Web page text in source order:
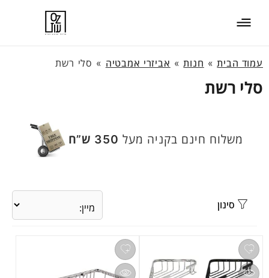
עמוד הבית» חנות» אביזרי אמבטיה » סלי רשת
סלי רשת
משלוח חינם בקניה מעל 350 ש”ח
סינון